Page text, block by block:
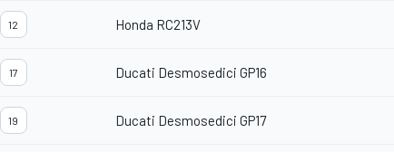
12 Honda RC213V
17 Ducati Desmosedici GP16
19 Ducati Desmosedici GP17